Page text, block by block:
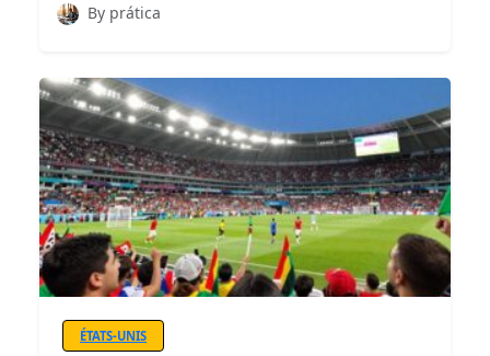
By prática
ÉTATS-UNIS